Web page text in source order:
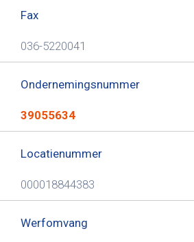
Fax
036-5220041
Ondernemingsnummer
39055634
Locatienummer
000018844383
Werfomvang